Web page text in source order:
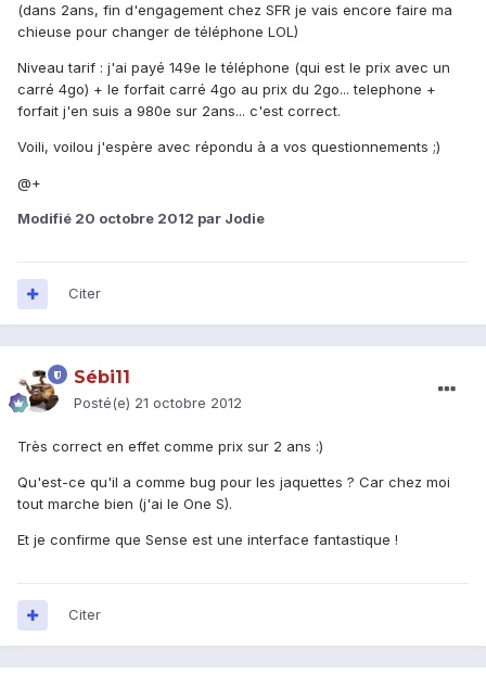
(dans 2ans, fin d'engagement chez SFR je vais encore faire ma
chieuse pour changer de téléphone LOL)
Niveau tarif : j'ai payé 149e le téléphone (qui est le prix avec un
carré 4go) + le forfait carré 4go au prix du 2go... telephone +
forfait j'en suis a 980e sur 2ans... c'est correct.
Voili, voilou j'espère avec répondu à a vos questionnements ;)
@+
Modifié 20 octobre 2012 par Jodie
Citer
Sébi11
Posté(e) 21 octobre 2012
Très correct en effet comme prix sur 2 ans :)
Qu'est-ce qu'il a comme bug pour les jaquettes ? Car chez moi
tout marche bien (j'ai le One S).
Et je confirme que Sense est une interface fantastique !
Citer